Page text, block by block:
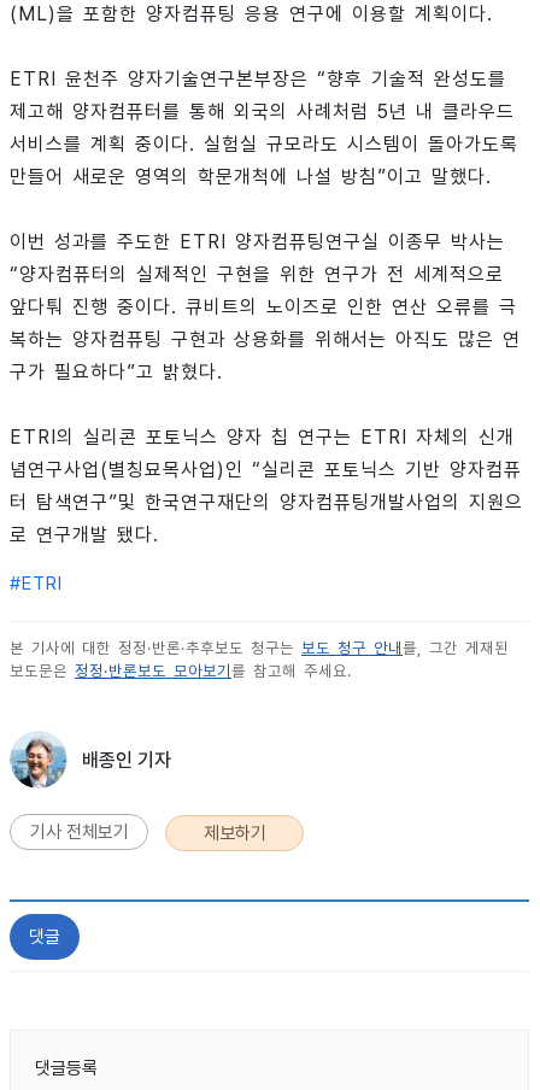
(ML)을 포함한 양자컴퓨팅 응용 연구에 이용할 계획이다.
ETRI 윤천주 양자기술연구본부장은 “향후 기술적 완성도를
제고해 양자컴퓨터를 통해 외국의 사례처럼 5년 내 클라우드
서비스를 계획 중이다. 실험실 규모라도 시스템이 돌아가도록
만들어 새로운 영역의 학문개척에 나설 방침”이고 말했다.
이번 성과를 주도한 ETRI 양자컴퓨팅연구실 이종무 박사는
“양자컴퓨터의 실제적인 구현을 위한 연구가 전 세계적으로
앞다퉈 진행 중이다. 큐비트의 노이즈로 인한 연산 오류를 극
복하는 양자컴퓨팅 구현과 상용화를 위해서는 아직도 많은 연
구가 필요하다”고 밝혔다.
ETRI의 실리콘 포토닉스 양자 칩 연구는 ETRI 자체의 신개
념연구사업(별칭묘목사업)인 “실리콘 포토닉스 기반 양자컴퓨
터 탐색연구”및 한국연구재단의 양자컴퓨팅개발사업의 지원으
로 연구개발 됐다.
#ETRI
본 기사에 대한 정정·반론·추후보도 청구는 보도 청구 안내 를, 그간 게재된
보도문은 정정·반론보도 모아보기 를 참고해 주세요.
배종인 기자
기사 전체보기 제보하기
댓글
댓글등록